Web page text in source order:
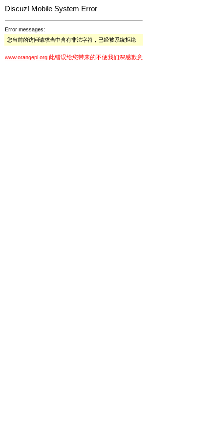
Discuz! Mobile System Error
Error messages:
您当前的访问请求当中含有非法字符，已经被系统拒绝
www.orangepi.org 此错误给您带来的不便我们深感歉意